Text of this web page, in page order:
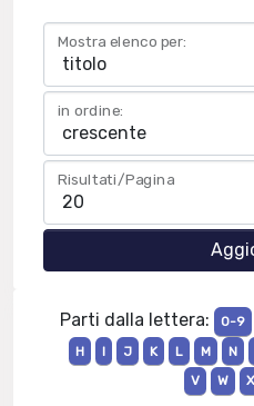
Mostra elenco per:
in ordine:
Risultati/Pagina
Parti dalla lettera: 0-9
H
I J K L M N
V
W X